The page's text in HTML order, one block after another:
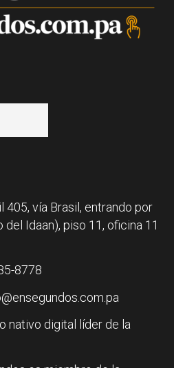
405, vía Brasil, entrando por
del Idaan), piso 11, oficina 11
8778
nativo digital líder de la